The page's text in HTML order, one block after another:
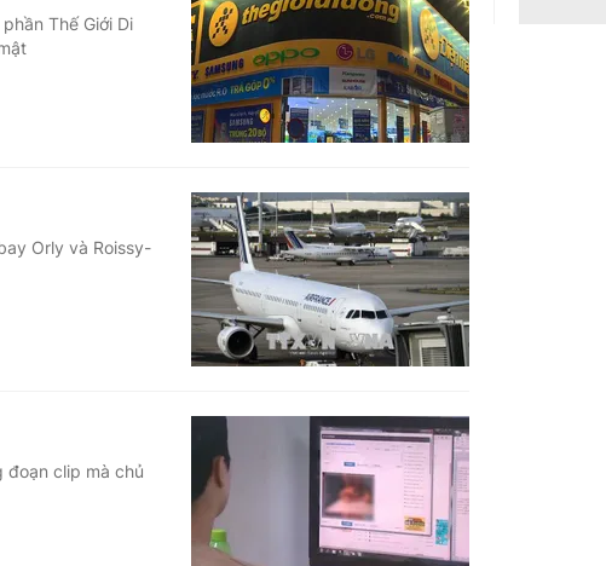
Thế Giới Di
Orly và Roissy-
đoạn clip mà chủ